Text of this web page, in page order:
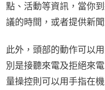
點、活動等資訊，當你
議的時間，或者提供新聞
此外，頭部的動作可以
別是接聽來電及拒絕來
量操控則可以用手指在機